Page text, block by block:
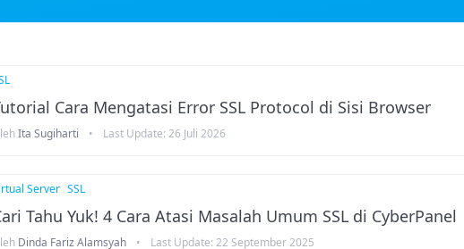
Cara Mengatasi Error SSL Protocol di Sisi Browser
Ita Sugiharti • Last Update: 26 Juli 2026
Server SSL
Tahu Yuk! 4 Cara Atasi Masalah Umum SSL di CyberPanel
Dinda Fariz Alamsyah • Last Update: 22 September 2025